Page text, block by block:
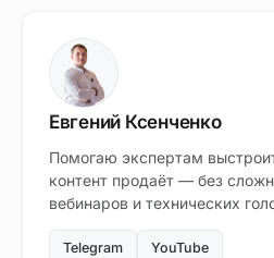
Евгений Ксенченко
Помогаю экспертам
контент продаёт — без
вебинаров и технических
Telegram YouTube